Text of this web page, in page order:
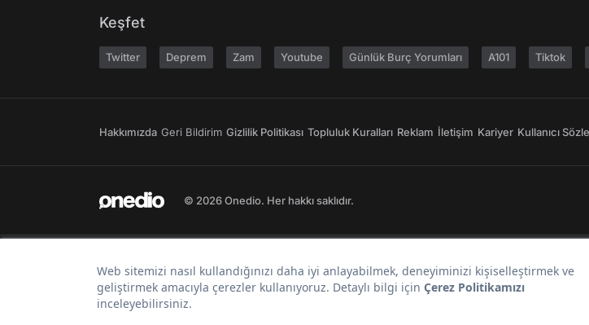
Keşfet
Twitter Deprem Zam Youtube Günlük Burç Yorumları A101 Tiktok
Hakkımızda Geri Bildirim Gizlilik Politikası Topluluk Kuralları Reklam İletişim Kariyer Kullanıcı
© 2026 Onedio. Her hakkı saklıdır.